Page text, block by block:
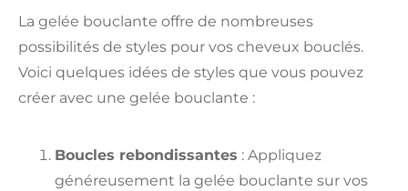
La gelée bouclante offre de nombreuses
possibilités de styles pour vos cheveux bouclés.
Voici quelques idées de styles que vous pouvez
créer avec une gelée bouclante :
Boucles rebondissantes : Appliquez
généreusement la gelée bouclante sur vos